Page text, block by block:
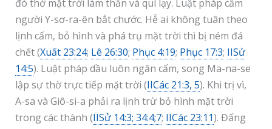
đó thờ mặt trời làm thần và quì lạy. Luật pháp cấm
người Y-sơ-ra-ên bắt chước. Hễ ai không tuân theo
lịnh cấm, bỏ hình và phá trụ mặt trời thì bị ném đá
chết (Xuất 23:24; Lê 26:30; Phục 4:19; Phục 17:3; IISử
14:5). Luật pháp dầu luôn ngăn cấm, song Ma-na-se
lập sự thờ trực tiếp mặt trời (IICác 21:3, 5). Khi trị vì,
A-sa và Giô-si-a phải ra lịnh trừ bỏ hình mặt trời
trong các thành (IISử 14:3; 34:4;7; IICác 23:11). Đấng